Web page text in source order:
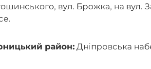
вул. Брожка, на вул.
район: Дніпровська